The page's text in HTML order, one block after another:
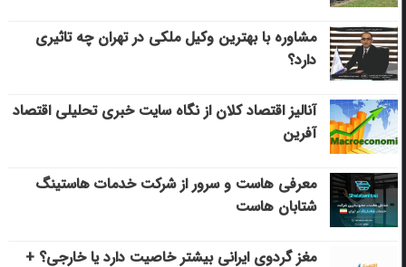
مشاوره با بهترین وکیل ملکی در تهران چه تاثیری
دارد؟
آنالیز اقتصاد کلان از نگاه سایت خبری تحلیلی اقتصاد
آفرین
معرفی هاست و سرور از شرکت خدمات هاستینگ
شتابان هاست
مغز گردوی ایرانی بیشتر خاصیت دارد یا خارجی؟ +